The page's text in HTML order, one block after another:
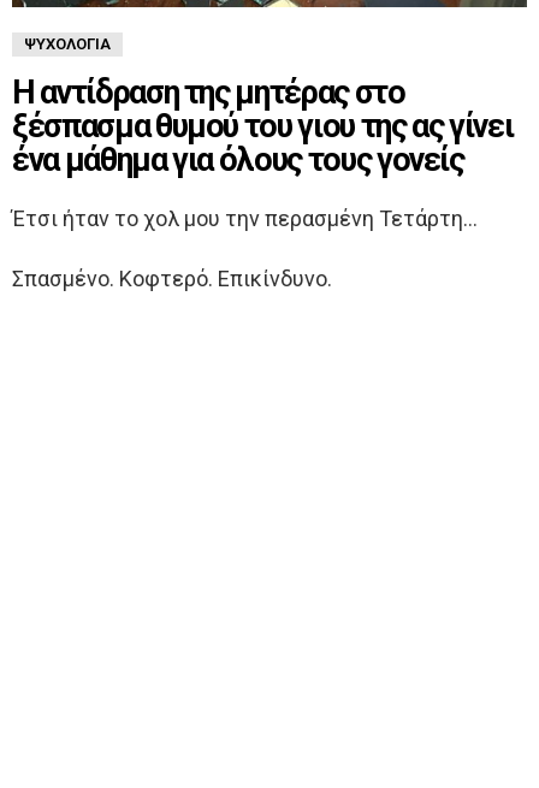
ΨΥΧΟΛΟΓΊΑ
Η αντίδραση της μητέρας στο
ξέσπασμα θυμού του γιου της ας γίνει
ένα μάθημα για όλους τους γονείς
Έτσι ήταν το χολ μου την περασμένη Τετάρτη…
Σπασμένο. Κοφτερό. Επικίνδυνο.